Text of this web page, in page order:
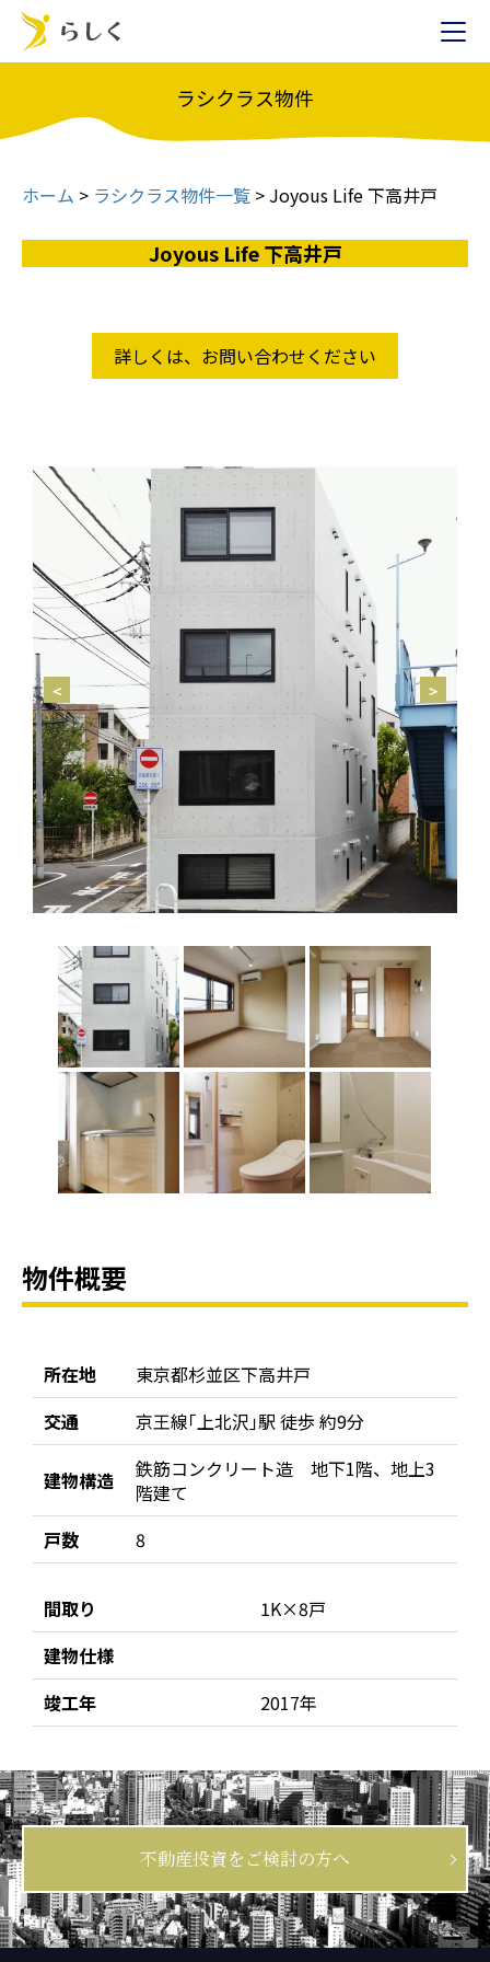
ラシクラス物件
ホーム > ラシクラス物件一覧 > Joyous Life 下高井戸
Joyous Life 下高井戸
詳しくは、お問い合わせください
物件概要
所在地
東京都杉並区下高井戸
交通
京王線｢上北沢｣駅 徒歩 約9分
建物構造
鉄筋コンクリート造 地下1階、地上3
階建て
戸数
8
間取り
1K×8戸
建物仕様
竣工年
2017年
不動産投資をご検討の方へ